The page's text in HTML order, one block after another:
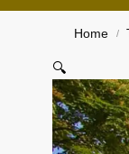
Home /
🔍